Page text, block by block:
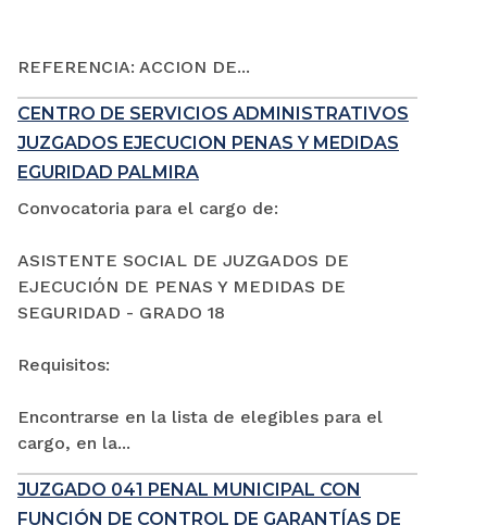
REFERENCIA: ACCION DE...
CENTRO DE SERVICIOS ADMINISTRATIVOS
JUZGADOS EJECUCION PENAS Y MEDIDAS
EGURIDAD PALMIRA
Convocatoria para el cargo de:
ASISTENTE SOCIAL DE JUZGADOS DE
EJECUCIÓN DE PENAS Y MEDIDAS DE
SEGURIDAD - GRADO 18
Requisitos:
Encontrarse en la lista de elegibles para el
cargo, en la...
JUZGADO 041 PENAL MUNICIPAL CON
FUNCIÓN DE CONTROL DE GARANTÍAS DE